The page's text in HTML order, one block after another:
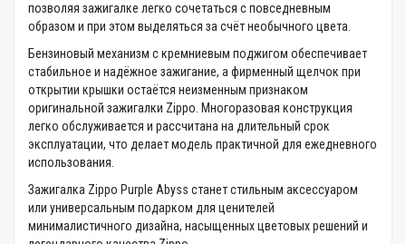
позволяя зажигалке легко сочетаться с повседневным
образом и при этом выделяться за счёт необычного цвета.
Бензиновый механизм с кремниевым поджигом обеспечивает
стабильное и надёжное зажигание, а фирменный щелчок при
открытии крышки остаётся неизменным признаком
оригинальной зажигалки Zippo. Многоразовая конструкция
легко обслуживается и рассчитана на длительный срок
эксплуатации, что делает модель практичной для ежедневного
использования.
Зажигалка Zippo Purple Abyss станет стильным аксессуаром
или универсальным подарком для ценителей
минималистичного дизайна, насыщенных цветовых решений и